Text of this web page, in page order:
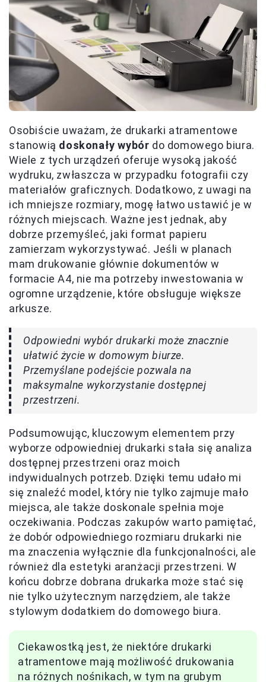
Osobiście uważam, że drukarki atramentowe
stanowią doskonały wybór do domowego biura.
Wiele z tych urządzeń oferuje wysoką jakość
wydruku, zwłaszcza w przypadku fotografii czy
materiałów graficznych. Dodatkowo, z uwagi na
ich mniejsze rozmiary, mogę łatwo ustawić je w
różnych miejscach. Ważne jest jednak, aby
dobrze przemyśleć, jaki format papieru
zamierzam wykorzystywać. Jeśli w planach
mam drukowanie głównie dokumentów w
formacie A4, nie ma potrzeby inwestowania w
ogromne urządzenie, które obsługuje większe
arkusze.
Odpowiedni wybór drukarki może znacznie
ułatwić życie w domowym biurze.
Przemyślane podejście pozwala na
maksymalne wykorzystanie dostępnej
przestrzeni.
Podsumowując, kluczowym elementem przy
wyborze odpowiedniej drukarki stała się analiza
dostępnej przestrzeni oraz moich
indywidualnych potrzeb. Dzięki temu udało mi
się znaleźć model, który nie tylko zajmuje mało
miejsca, ale także doskonale spełnia moje
oczekiwania. Podczas zakupów warto pamiętać,
że dobór odpowiedniego rozmiaru drukarki nie
ma znaczenia wyłącznie dla funkcjonalności, ale
również dla estetyki aranżacji przestrzeni. W
końcu dobrze dobrana drukarka może stać się
nie tylko użytecznym narzędziem, ale także
stylowym dodatkiem do domowego biura.
Ciekawostką jest, że niektóre drukarki
atramentowe mają możliwość drukowania
na różnych nośnikach, w tym na grubym